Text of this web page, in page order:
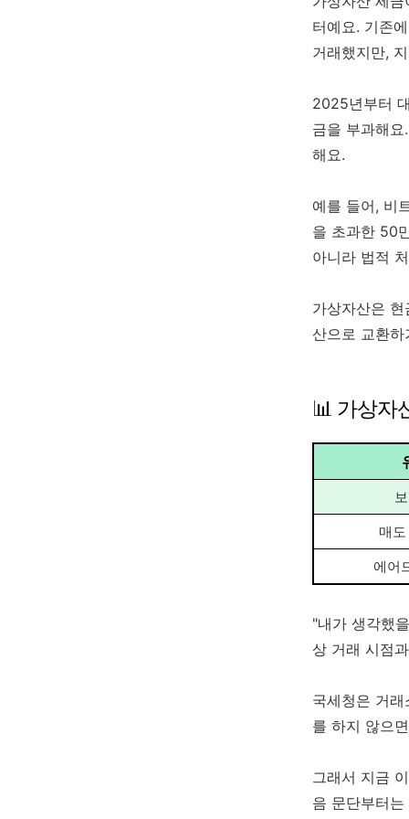
터예요. 기존
거래했지만,
2025년부터
금을 부과해
해요.
예를 들어, 비
을 초과한 50
아니라 법적
가상자산은
산으로 교환
📊 가상자
매
에어
"내가 생각했
상 거래 시점
국세청은 거
를 하지 않으
그래서 지금
음 문단부터